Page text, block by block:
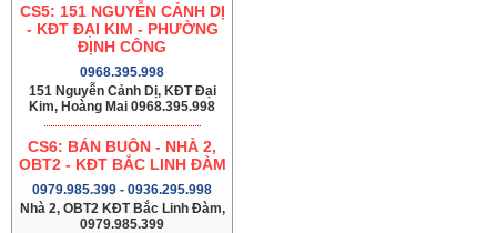
CS5: 151 NGUYỄN CẢNH DỊ
- KĐT ĐẠI KIM - PHƯỜNG
ĐỊNH CÔNG
0968.395.998
151 Nguyễn Cảnh Dị, KĐT Đại
Kim, Hoàng Mai 0968.395.998
CS6: BÁN BUÔN - NHÀ 2,
OBT2 - KĐT BẮC LINH ĐÀM
0979.985.399 - 0936.295.998
Nhà 2, OBT2 KĐT Bắc Linh Đàm,
0979.985.399